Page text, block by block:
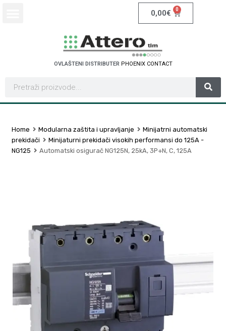
0,00€ 0
OVLAŠTENI DISTRIBUTER PHOENIX CONTACT
Home Modularna zaštita i upravljanje
Minijatrni automatski
prekidači
Minijaturni prekidači visokih performansi do 125A -
NG125
Automatski osigurač NG125N, 25kA, 3P+N, C, 125A